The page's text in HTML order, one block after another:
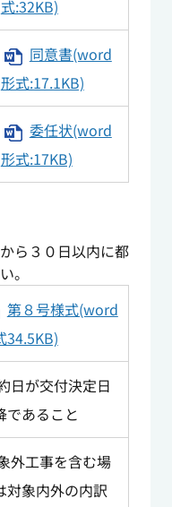
式:32KB)
同意書(word
形式:17.1KB)
委任状(word
形式:17KB)
ら３０日以内に都
。
第８号様式(word
34.5KB)
日が交付決定日
であること
外工事を含む場
対象内外の内訳